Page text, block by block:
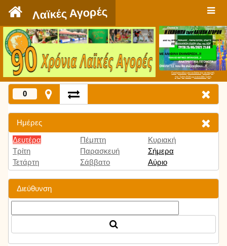
Λαϊκές Αγορές
Πατήστε εδώ για να δείτε την εκπομπή
την Τρίτη 9:00 μμ και κάθε Τρίτη
0
Ημέρες
Δευτέρα
Τρίτη
Τετάρτη
Πέμπτη
Παρασκευή
Σάββατο
Κυριακή
Σήμερα
Αύριο
Διεύθυνση